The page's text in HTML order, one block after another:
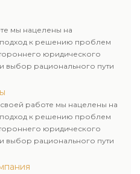
мы нацелены на
к решению проблем
юридического
выбор рационального пути
работе мы нацелены на
к решению проблем
юридического
выбор рационального пути